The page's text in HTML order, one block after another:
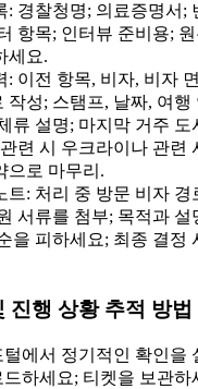
: 경찰청명; 의료증명서;
항목; 인터뷰 준비용;
세요.
: 이전 항목, 비자, 비자
작성; 스탬프, 날짜, 여행
류 설명; 마지막 거주 도
련 시 우크라이나 관련
으로 마무리.
트: 처리 중 방문 비자 경
서류를 첨부; 목적과 설
을 피하세요; 최종 결정
진행 상황 추적 방법
에서 정기적인 확인을
하세요; 티켓을 보관하